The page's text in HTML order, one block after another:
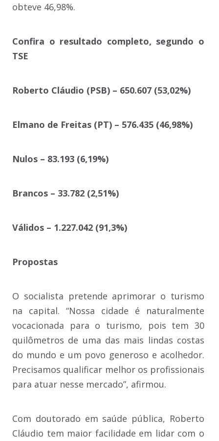
obteve 46,98%.
Confira o resultado completo, segundo o
TSE
Roberto Cláudio (PSB) – 650.607 (53,02%)
Elmano de Freitas (PT) – 576.435 (46,98%)
Nulos – 83.193 (6,19%)
Brancos – 33.782 (2,51%)
Válidos – 1.227.042 (91,3%)
Propostas
O socialista pretende aprimorar o turismo
na capital. “Nossa cidade é naturalmente
vocacionada para o turismo, pois tem 30
quilômetros de uma das mais lindas costas
do mundo e um povo generoso e acolhedor.
Precisamos qualificar melhor os profissionais
para atuar nesse mercado”, afirmou.
Com doutorado em saúde pública, Roberto
Cláudio tem maior facilidade em lidar com o